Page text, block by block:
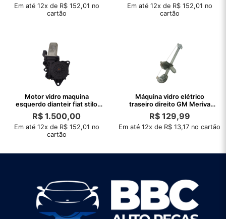
Em até 12x de R$ 152,01 no
cartão
Em até 12x de R$ 152,01 no
cartão
Motor vidro maquina
esquerdo dianteir fiat stilo
2003 a 2011
R$ 1.500,00
Em até 12x de R$ 152,01 no
cartão
Máquina vidro elétrico
traseiro direito GM Meriva
2002/2012
R$129,99
Em até 12x de R$ 13,17 no cartão